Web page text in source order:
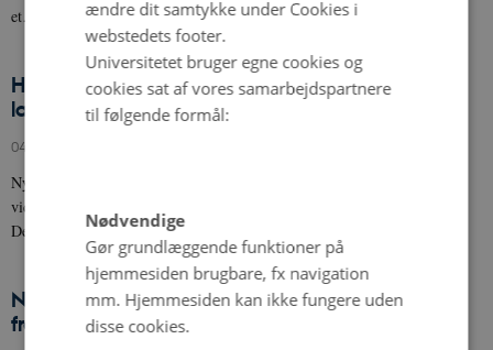
et…
Hurtigere vej fra øko-forskning til
landbrugsuddannelserne
04. marts 2026
Ny viden om økologi skabt i forskningsprojekter skal hurtigt videre fra
videnskabelige rapporter og artikler og ud at gøre nytte i erhvervet.
Derfor…
Ny rapport fra OrganicTargets4EU viser vejen
frem mod 25% økologisk landbrug
ændre dit samtykke under Cookies i
webstedets footer.
Universitetet bruger egne cookies og
cookies sat af vores samarbejdspartnere
til følgende formål:
Nødvendige
Gør grundlæggende funktioner på
hjemmesiden brugbare, fx navigation
mm. Hjemmesiden kan ikke fungere uden
disse cookies.